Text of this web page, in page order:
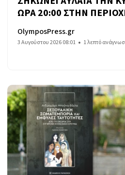
ΩΡΑ 20:00 ΣΤΗΝ
OlymposPress.gr
3 Αυγούστου 2026 08:01 1 λεπτό